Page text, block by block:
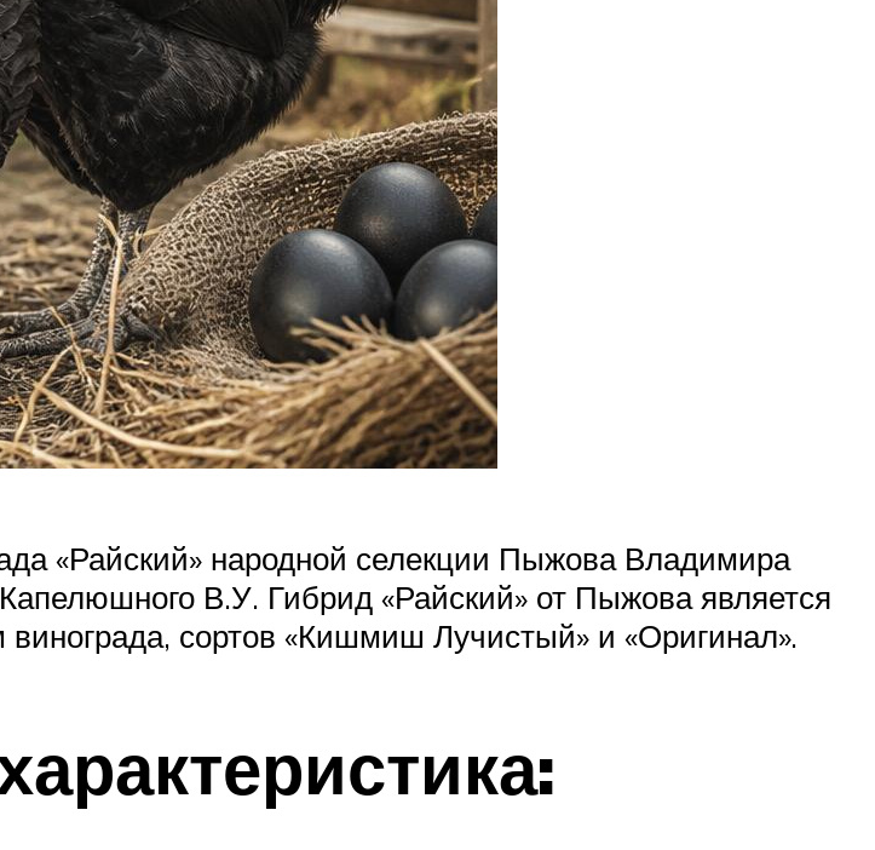
«Райский» народной селекции Пыжова Владимира
В.У. Гибрид «Райский» от Пыжова является
сортов «Кишмиш Лучистый» и «Оригинал».